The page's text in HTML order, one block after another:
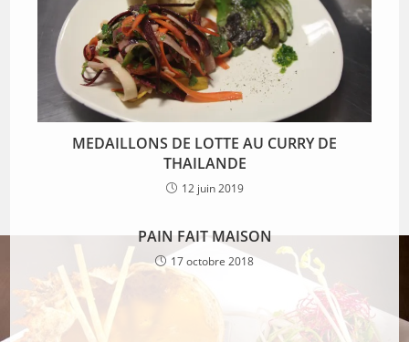
MEDAILLONS DE LOTTE AU CURRY DE
THAILANDE
12 juin 2019
PAIN FAIT MAISON
17 octobre 2018